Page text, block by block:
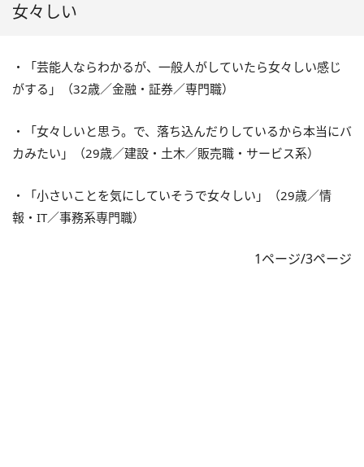
女々しい
・「芸能人ならわかるが、一般人がしていたら女々しい感じ
がする」（32歳／金融・証券／専門職）
・「女々しいと思う。で、落ち込んだりしているから本当にバ
カみたい」（29歳／建設・土木／販売職・サービス系）
・「小さいことを気にしていそうで女々しい」（29歳／情
報・IT／事務系専門職）
1ページ/3ページ